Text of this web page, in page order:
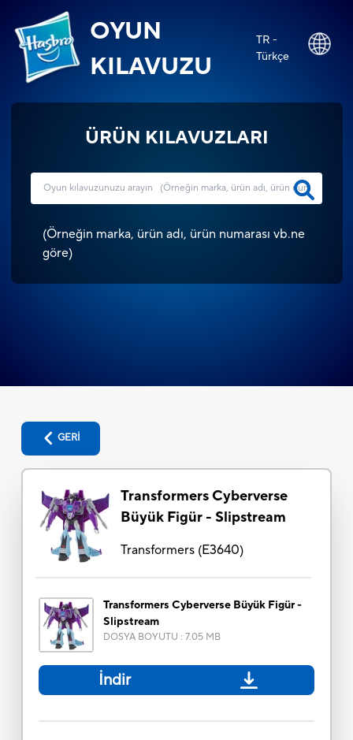
OYUN
KILAVUZU
TR -
Türkçe
ÜRÜN KILAVUZLARI
(Örneğin marka, ürün adı, ürün numarası vb.ne
göre)
GERİ
Transformers Cyberverse
Büyük Figür - Slipstream
Transformers(E3640)
Transformers Cyberverse Büyük Figür -
Slipstream
DOSYA BOYUTU : 7.05 MB
İndir